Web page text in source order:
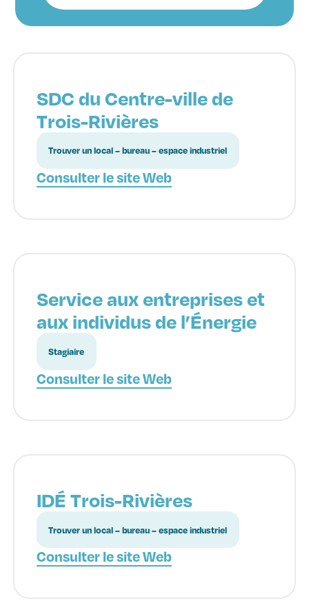
SDC du Centre-ville de
Trois-Rivières
Trouver un local – bureau – espace industriel
Consulter le site Web
Service aux entreprises et
aux individus de l’Énergie
Stagiaire
Consulter le site Web
IDÉ Trois-Rivières
Trouver un local – bureau – espace industriel
Consulter le site Web